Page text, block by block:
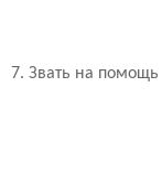
7. Звать на помощь